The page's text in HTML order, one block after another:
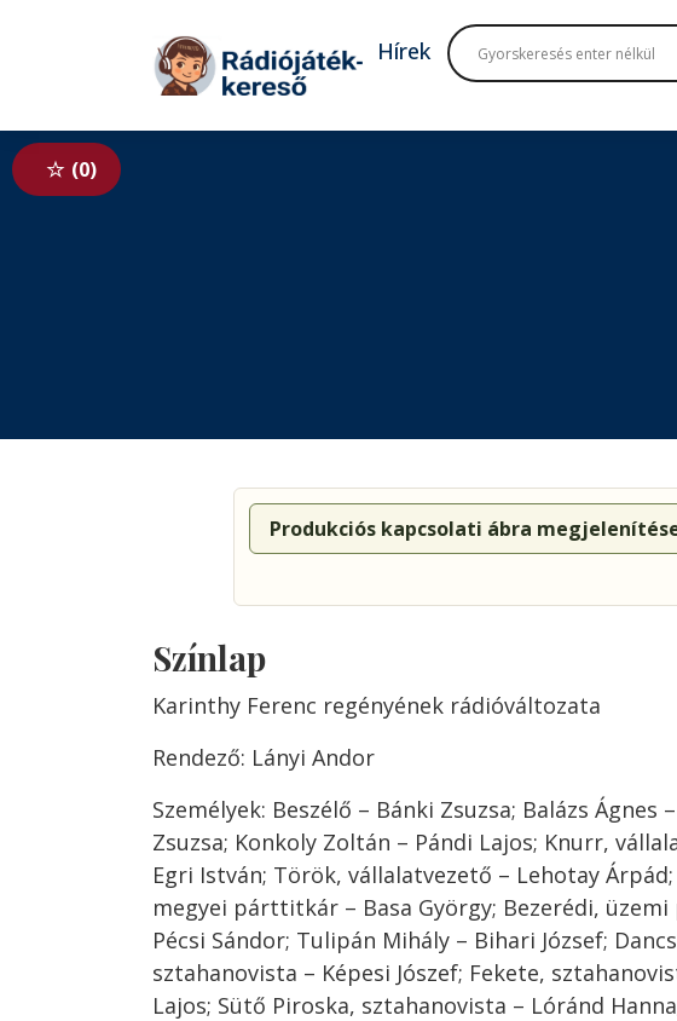
Tovább a tartalomhoz
Hírek
0
Produkciós kapcsolati ábra
Színlap
Karinthy Ferenc regényének rádióváltozata
Rendező: Lányi Andor
Személyek: Beszélő – Bánki Zsuzsa; Balázs Ágnes
Zsuzsa; Konkoly Zoltán – Pándi Lajos; Knurr,
Egri István; Török, vállalatvezető – Lehotay
megyei párttitkár – Basa György; Bezerédi,
Pécsi Sándor; Tulipán Mihály – Bihari József;
sztahanovista – Képesi Jószef; Fekete,
Lajos; Sütő Piroska, sztahanovista – Lóránd